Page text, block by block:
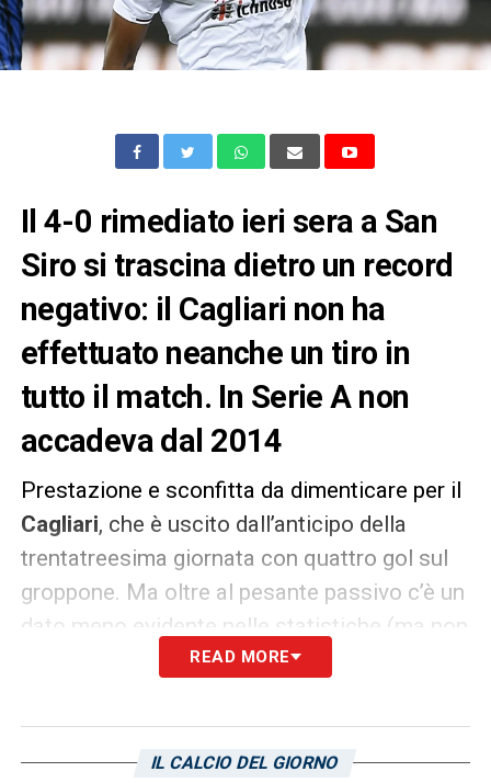
Il 4-0 rimediato ieri sera a San
Siro si trascina dietro un record
negativo: il Cagliari non ha
effettuato neanche un tiro in
tutto il match. In Serie A non
accadeva dal 2014
Prestazione e sconfitta da dimenticare per il
Cagliari, che è uscito dall’anticipo della
trentatreesima giornata con quattro gol sul
groppone. Ma oltre al pesante passivo c’è un
dato meno evidente nelle statistiche (ma non
in campo). Una partita,a detta dei
bene ma girata nel verso sbagliato. Sarà
stato per il gol a freddo diCancelo, ma il
READ MORE
IL CALCIO DEL GIORNO